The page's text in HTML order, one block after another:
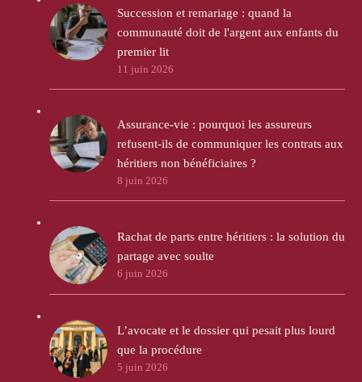
Succession et remariage : quand la
communauté doit de l'argent aux enfants du
premier lit
11 juin 2026
Assurance-vie : pourquoi les assureurs
refusent-ils de communiquer les contrats aux
héritiers non bénéficiaires ?
8 juin 2026
Rachat de parts entre héritiers : la solution du
partage avec soulte
6 juin 2026
L’avocate et le dossier qui pesait plus lourd
que la procédure
5 juin 2026